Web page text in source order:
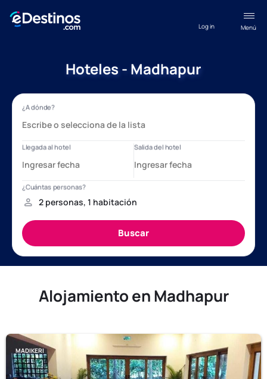
Menú
Log in
Hoteles - Madhapur
Alojamiento en Madhapur
MADIKERI